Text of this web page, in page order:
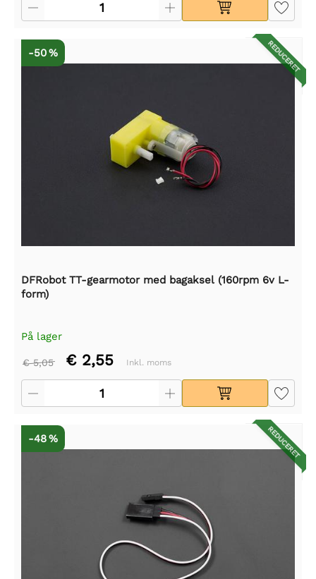
REDUCERET
-50 %
DFRobot TT-gearmotor med bagaksel (160rpm 6v L-
form)
På lager
€ 5,05 € 2,55 Inkl. moms
REDUCERET
-48 %